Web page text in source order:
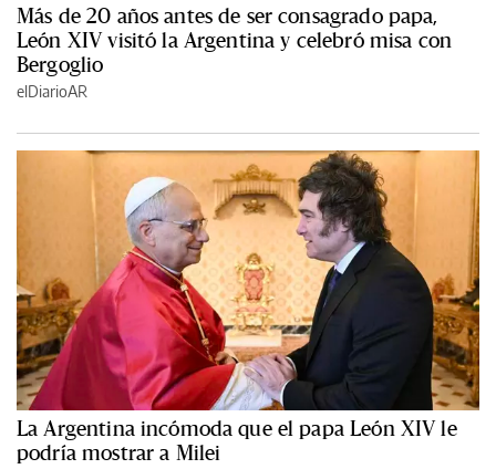
Más de 20 años antes de ser consagrado papa,
León XIV visitó la Argentina y celebró misa con
Bergoglio
elDiarioAR
La Argentina incómoda que el papa León XIV le
podría mostrar a Milei